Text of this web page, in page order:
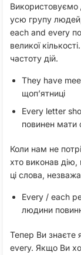
Використовуємо
усю групу
each and every
великої
частоту дій.
They have
щоп’ятниці
Every letter
повинен мати
Коли нам не
хто виконав
ці слова,
Every / each
людини
Тепер Ви знаєте
every. Якщо Ви